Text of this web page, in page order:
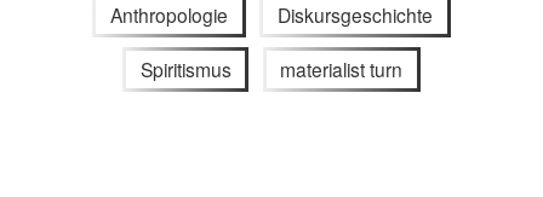
Anthropologie Diskursgeschichte
Spiritismus materialist turn